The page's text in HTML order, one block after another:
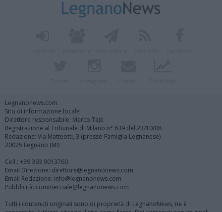
Legnanonews.com
Sito di informazione locale
Direttore responsabile: Marco Tajè
Registrazione al Tribunale di Milano n° 639 del 23/10/08
Redazione: Via Matteotti, 3 (presso Famiglia Legnanese)
20025 Legnano (MI)
Cell.: +39.393.9013760
Email Direzione: direttore@legnanonews.com
Email Redazione: info@legnanonews.com
Pubblicità: commerciale@legnanonews.com
Tutti i contenuti originali sono di proprietà di LegnanoNews, ne è